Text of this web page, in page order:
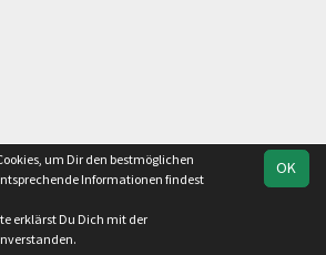
OK
um Dir den bestmöglichen
Informationen findest
erklärst Du Dich mit der